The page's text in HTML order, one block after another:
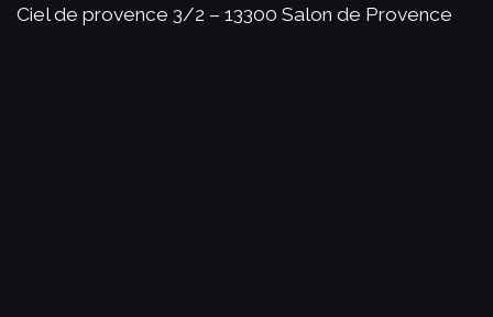
Ciel de provence 3/2 – 13300 Salon de Provence